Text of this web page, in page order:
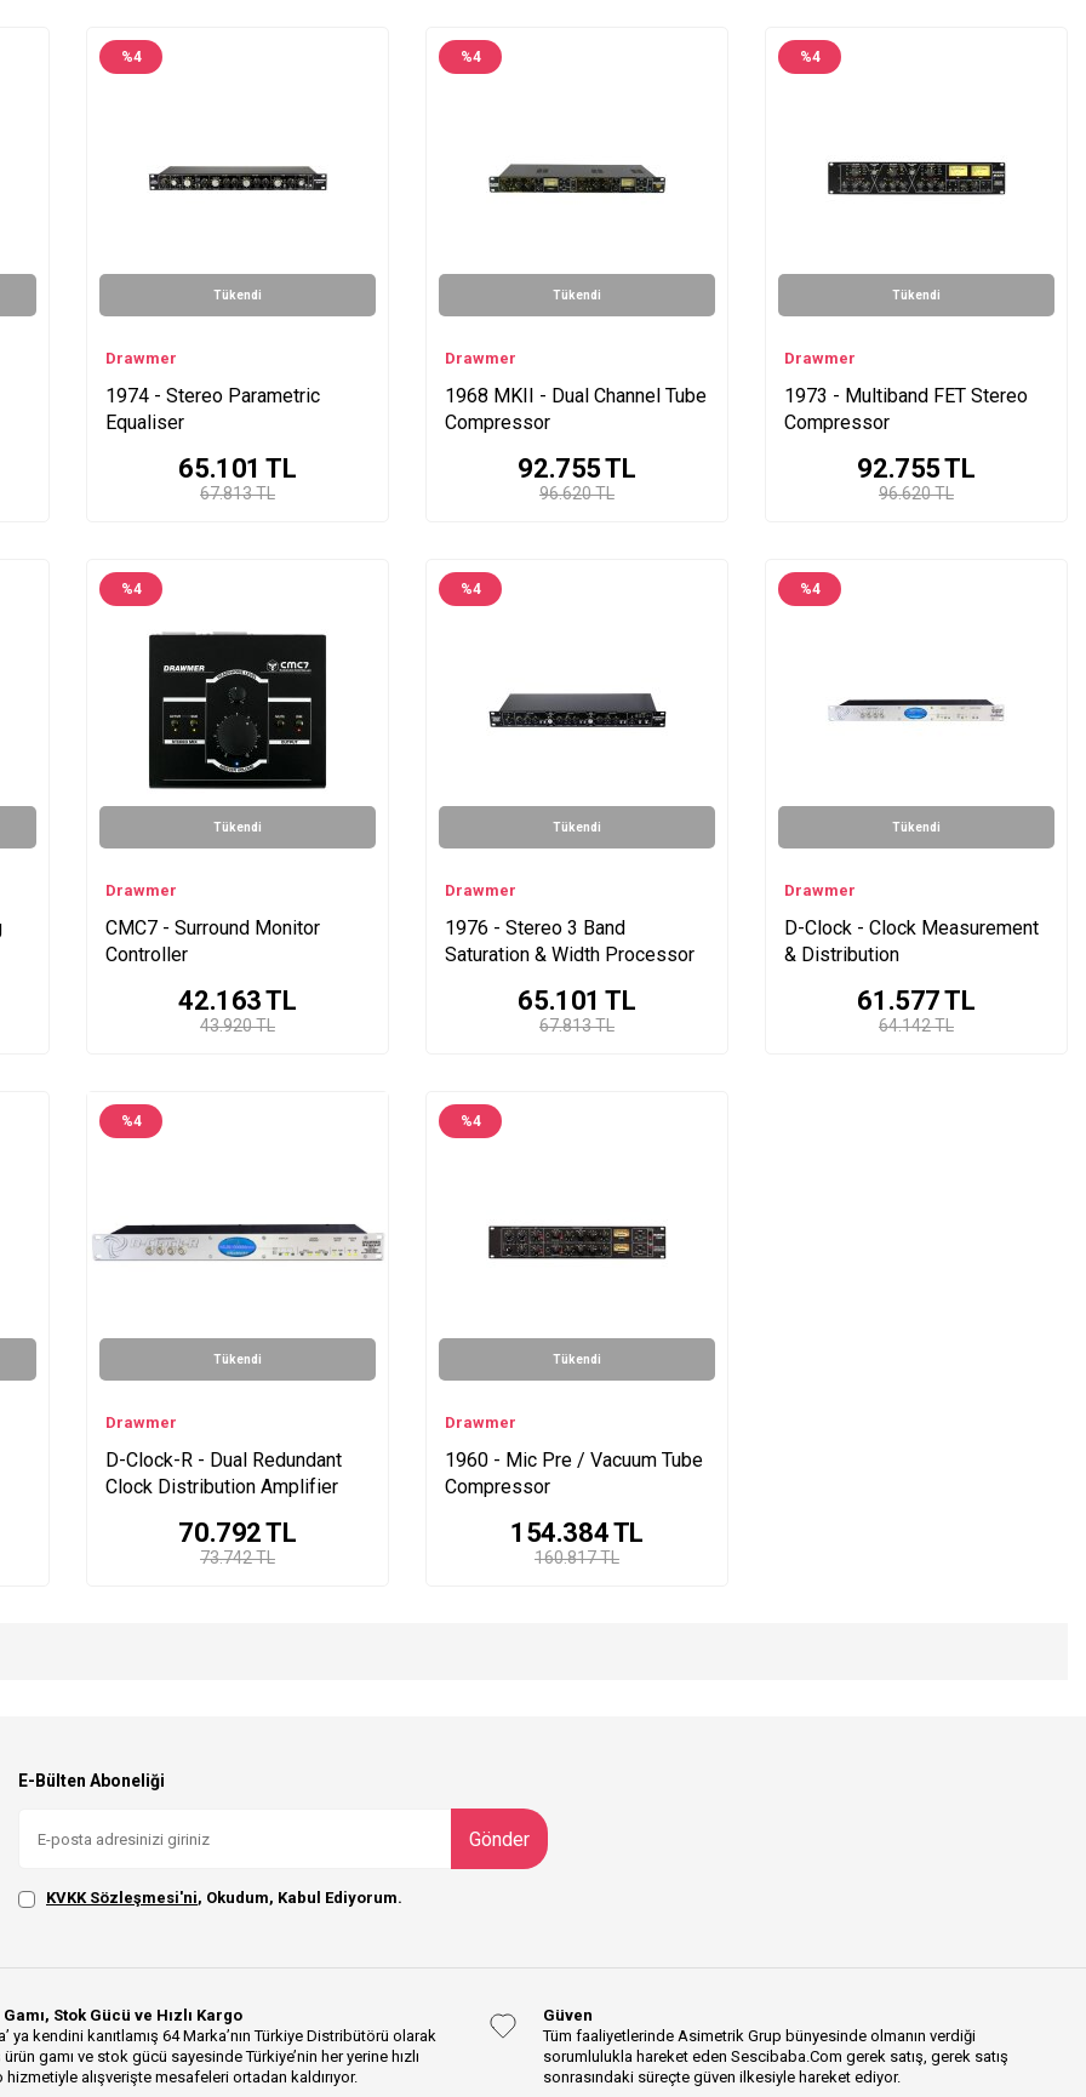
%4
Tükendi
Drawmer
1974 - Stereo Parametric
Equaliser
67.813 TL
65.101 TL
%4
Tükendi
Drawmer
1968 MKII - Dual Channel Tube
Compressor
96.620 TL
92.755TL
%4
Tükendi
Drawmer
1973 - Multiband FET Stereo
Compressor
96.620 TL
92.755TL
%4
Tükendi
Drawmer
CMC7 - Surround Monitor
Controller
43.920 TL
42.163TL
%4
Tükendi
Drawmer
1976 - Stereo 3 Band
Saturation & Width Processor
67.813 TL
65.101 TL
%4
Tükendi
Drawmer
D-Clock - Clock Measurement
& Distribution
64.142 TL
61.577TL
%4
Tükendi
Drawmer
D-Clock-R - Dual Redundant
Clock Distribution Amplifier
73.742 TL
70.792TL
%4
Tükendi
Drawmer
1960 - Mic Pre / Vacuum Tube
Compressor
160.817 TL
154.384TL
E-Bülten Aboneliği
Gönder
KVKK Sözleşmesi'ni, Okudum, Kabul Ediyorum.
Stok Gücü ve Hızlı Kargo
ya kendini kanıtlamış 64 Marka’nın Türkiye Distribütörü olarak
gamı ve stok gücü sayesinde Türkiye’nin her yerine hızlı
hizmetiyle alışverişte mesafeleri ortadan kaldırıyor.
Güven
Tüm faaliyetlerinde Asimetrik Grup bünyesinde olmanın verdiği
sorumlulukla hareket eden Sescibaba.Com gerek satış, gerek satış
sonrasındaki süreçte güven ilkesiyle hareket ediyor.